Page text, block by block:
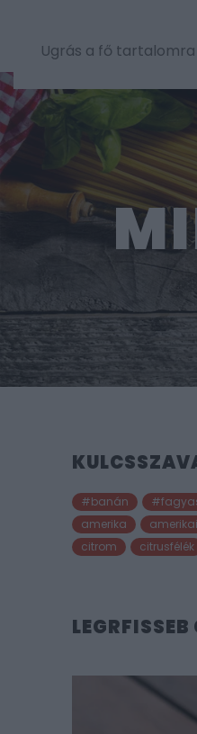
Ugrás a fő tartalomra
#banán
amerika
citrom
citrusfélék